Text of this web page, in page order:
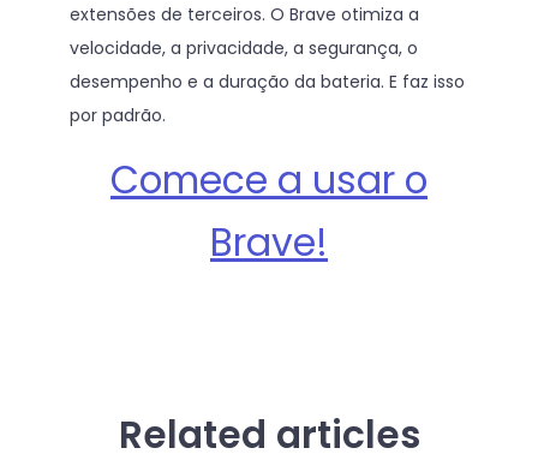
extensões de terceiros. O Brave otimiza a
velocidade, a privacidade, a segurança, o
desempenho e a duração da bateria. E faz isso
por padrão.
Comece a usar o
Brave!
Related articles